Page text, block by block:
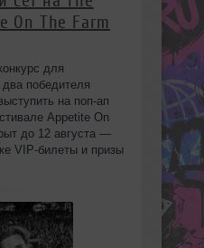
On The Farm
для
победителя
на поп‑ап
Appetite On
до 12 августа —
VIP‑билеты и призы